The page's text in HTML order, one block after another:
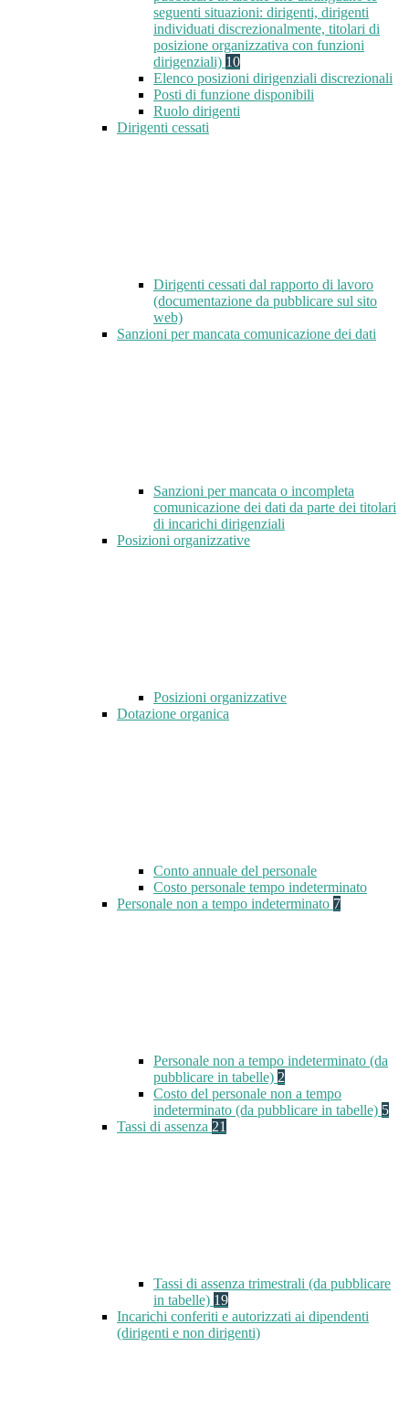
seguenti situazioni: dirigenti, dirigenti
individuati discrezionalmente, titolari di
posizione organizzativa con funzioni
dirigenziali) 10
Elenco posizioni dirigenziali discrezionali
Posti di funzione disponibili
Ruolo dirigenti
Dirigenti cessati
Dirigenti cessati dal rapporto di lavoro
(documentazione da pubblicare sul sito
web)
Sanzioni per mancata comunicazione dei dati
Sanzioni per mancata o incompleta
comunicazione dei dati da parte dei titolari
di incarichi dirigenziali
Posizioni organizzative
Posizioni organizzative
Dotazione organica
Conto annuale del personale
Costo personale tempo indeterminato
Personale non a tempo indeterminato 7
Personale non a tempo indeterminato (da
pubblicare in tabelle) 2
Costo del personale non a tempo
indeterminato (da pubblicare in tabelle) 5
Tassi di assenza 21
Tassi di assenza trimestrali (da pubblicare
in tabelle) 19
Incarichi conferiti e autorizzati ai dipendenti
(dirigenti e non dirigenti)